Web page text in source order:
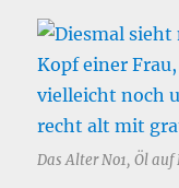
Das Alter No1, Öl